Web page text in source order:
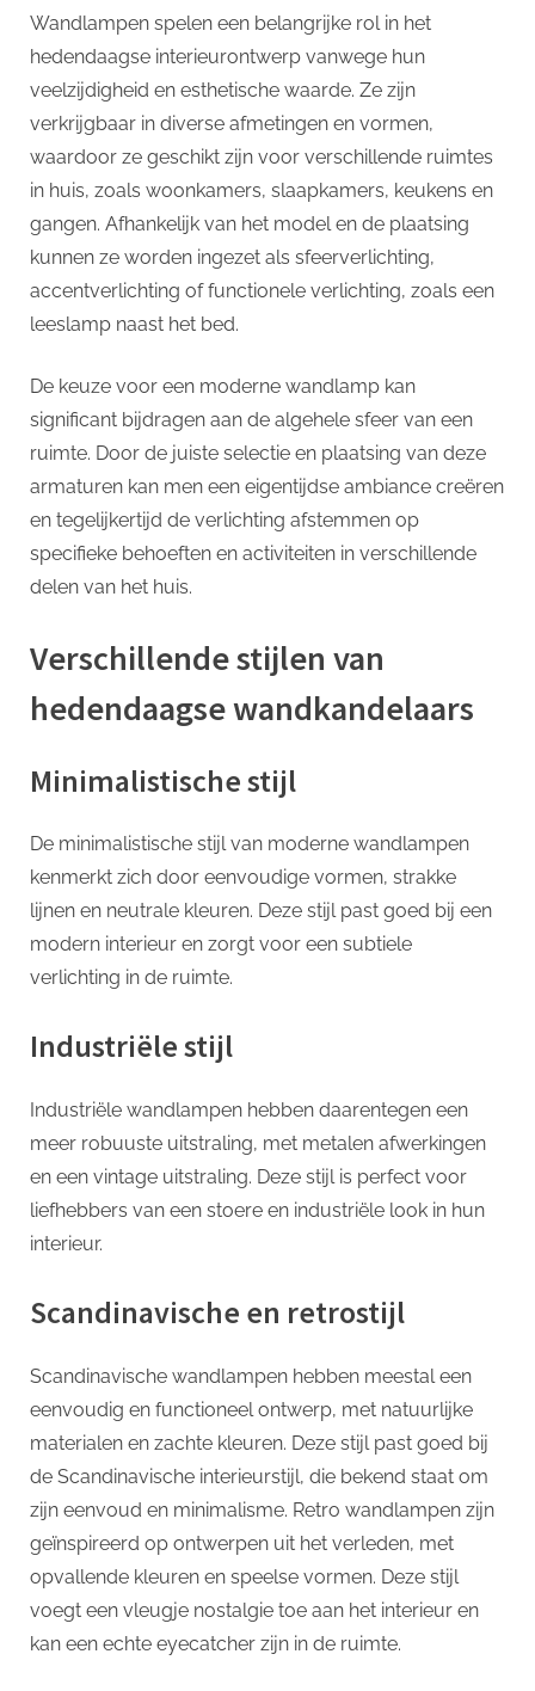
Wandlampen spelen een belangrijke rol in het
hedendaagse interieurontwerp vanwege hun
veelzijdigheid en esthetische waarde. Ze zijn
verkrijgbaar in diverse afmetingen en vormen,
waardoor ze geschikt zijn voor verschillende ruimtes
in huis, zoals woonkamers, slaapkamers, keukens en
gangen. Afhankelijk van het model en de plaatsing
kunnen ze worden ingezet als sfeerverlichting,
accentverlichting of functionele verlichting, zoals een
leeslamp naast het bed.
De keuze voor een moderne wandlamp kan
significant bijdragen aan de algehele sfeer van een
ruimte. Door de juiste selectie en plaatsing van deze
armaturen kan men een eigentijdse ambiance creëren
en tegelijkertijd de verlichting afstemmen op
specifieke behoeften en activiteiten in verschillende
delen van het huis.
Verschillende stijlen van
hedendaagse wandkandelaars
Minimalistische stijl
De minimalistische stijl van moderne wandlampen
kenmerkt zich door eenvoudige vormen, strakke
lijnen en neutrale kleuren. Deze stijl past goed bij een
modern interieur en zorgt voor een subtiele
verlichting in de ruimte.
Industriële stijl
Industriële wandlampen hebben daarentegen een
meer robuuste uitstraling, met metalen afwerkingen
en een vintage uitstraling. Deze stijl is perfect voor
liefhebbers van een stoere en industriële look in hun
interieur.
Scandinavische en retrostijl
Scandinavische wandlampen hebben meestal een
eenvoudig en functioneel ontwerp, met natuurlijke
materialen en zachte kleuren. Deze stijl past goed bij
de Scandinavische interieurstijl, die bekend staat om
zijn eenvoud en minimalisme. Retro wandlampen zijn
geïnspireerd op ontwerpen uit het verleden, met
opvallende kleuren en speelse vormen. Deze stijl
voegt een vleugje nostalgie toe aan het interieur en
kan een echte eyecatcher zijn in de ruimte.